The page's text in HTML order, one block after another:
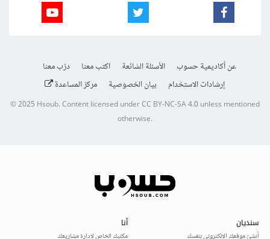
عن أكاديمية حسوب الأسئلة الشائعة اكتب معنا
درّب معنا
إرشادات الاستخدام
بيان الخصوصية مركز المساعدة
© 2025Hsoub.Content licensed underCC BY-NC-SA 4.0unless mentioned
otherwise.